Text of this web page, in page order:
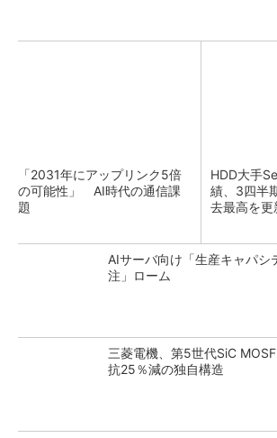
「2031年にアップリンク5倍
の可能性」 AI時代の通信課
題
HDD大手
績、3四半
去最高を更
AIサーバ向け「生産キャパシ
注」ローム
三菱電機、第5世代SiC
抗25％減の独自構造